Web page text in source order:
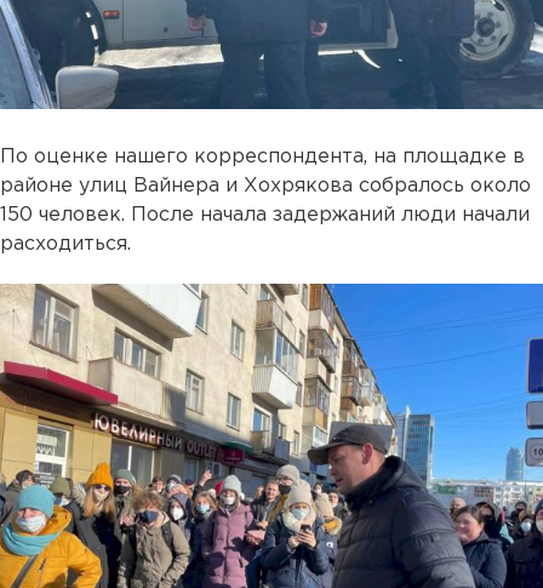
По оценке нашего корреспондента, на площадке в
районе улиц Вайнера и Хохрякова собралось около
150 человек. После начала задержаний люди начали
расходиться.